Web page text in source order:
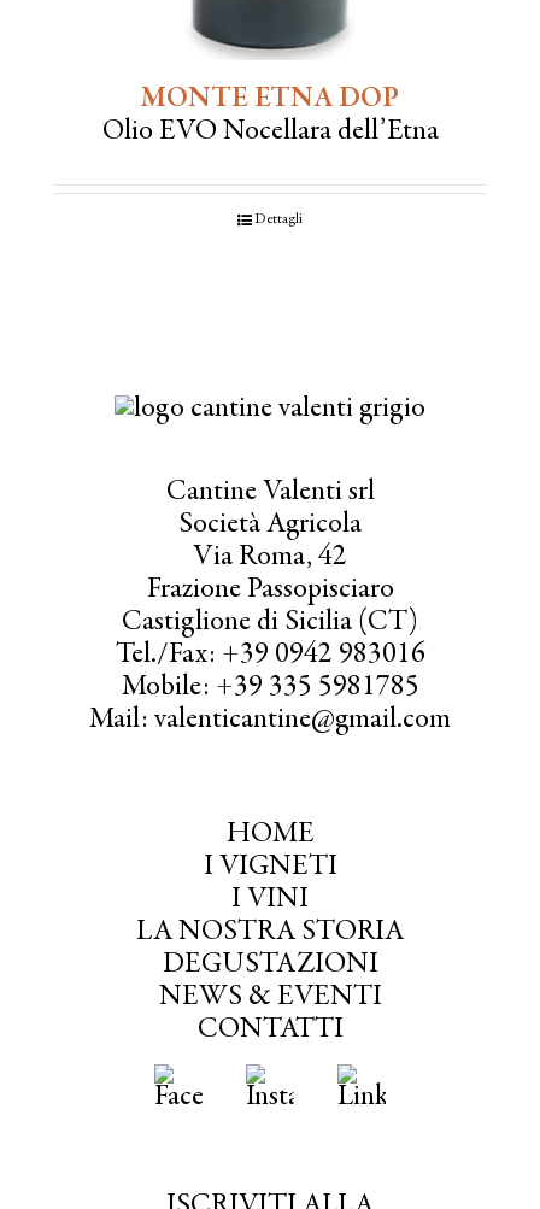
MONTE ETNA DOP
Olio EVO Nocellara dell’Etna
Dettagli
Cantine Valenti srl
Società Agricola
Via Roma, 42
Frazione Passopisciaro
Castiglione di Sicilia (CT)
Tel./Fax: +39 0942 983016
Mobile: +39 335 5981785
Mail: valenticantine@gmail.com
HOME
I VIGNETI
I VINI
LA NOSTRA STORIA
DEGUSTAZIONI
NEWS & EVENTI
CONTATTI